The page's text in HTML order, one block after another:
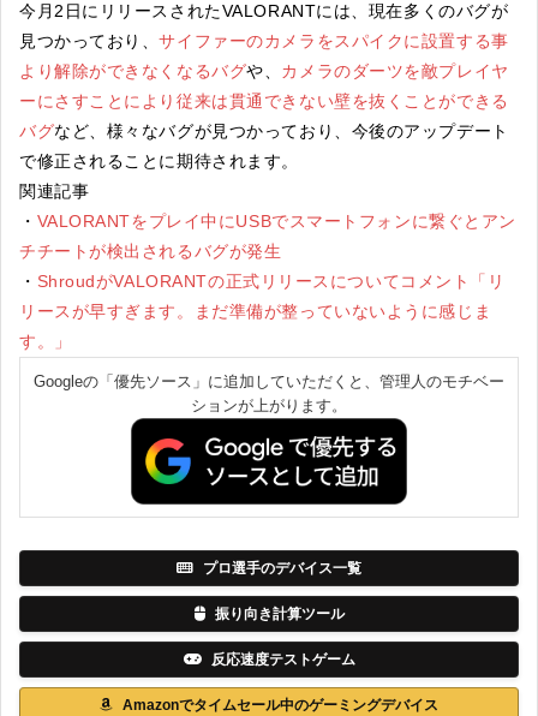
今月2日にリリースされたVALORANTには、現在多くのバグが
見つかっており、サイファーのカメラをスパイクに設置する事
より解除ができなくなるバグや、 カメラのダーツを敵プレイヤ
ーにさすことにより従来は貫通できない壁を抜くことができる
バグなど、様々なバグが見つかっており、今後のアップデート
で修正されることに期待されます。
関連記事
・ VALORANTをプレイ中にUSBでスマートフォンに繋ぐとアン
チチートが検出されるバグが発生
・ ShroudがVALORANTの正式リリースについてコメント「リ
リースが早すぎます。まだ準備が整っていないように感じま
す。」
Googleの「優先ソース」に追加していただくと、管理人のモチベー
ションが上がります。
プロ選手のデバイス一覧
振り向き計算ツール
反応速度テストゲーム
Amazonでタイムセール中のゲーミングデバイス